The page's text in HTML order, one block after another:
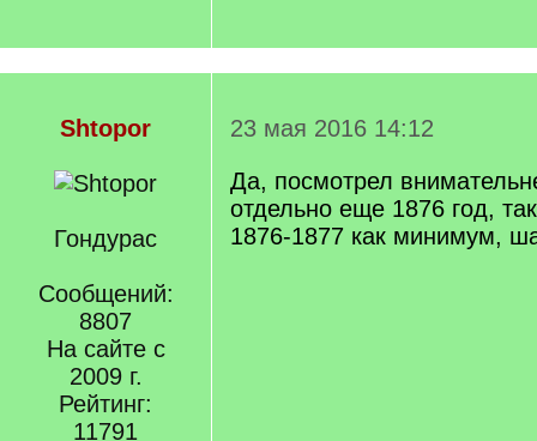
Shtopor
Гондурас
Сообщений:
8807
На сайте с
2009 г.
Рейтинг:
11791
23 мая 2016 14:12
Да, посмотрел
отдельно еще 1876 год,
1876-1877 как минимум,